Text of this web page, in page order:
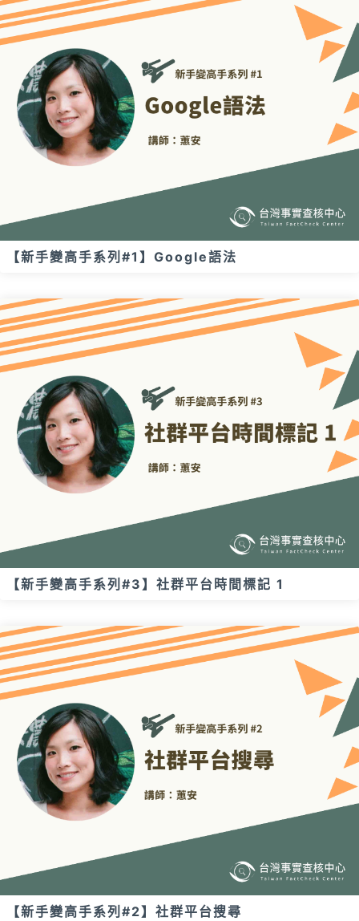
【新手變高手系列#1】Google語法
【新手變高手系列#3】社群平台時間標記 1
【新手變高手系列#2】社群平台搜尋